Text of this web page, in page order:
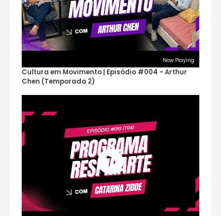
Now Playing
Cultura em Movimento | Episódio #004 - Arthur
Chen (Temporada 2)